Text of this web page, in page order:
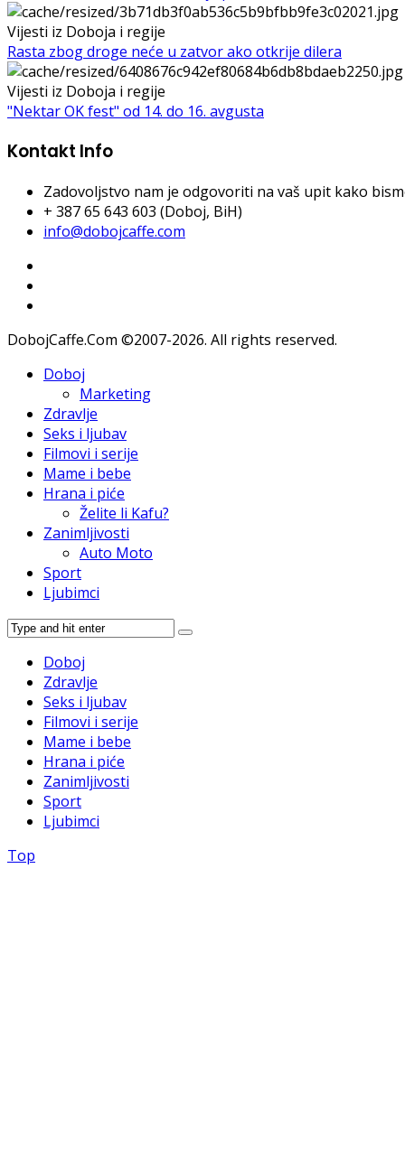
Vijesti iz Doboja i regije
Rasta zbog droge neće u zatvor ako otkrije dilera
Vijesti iz Doboja i regije
"Nektar OK fest" od 14. do 16. avgusta
Kontakt Info
Zadovoljstvo nam je odgovoriti na vaš upit kako
+ 387 65 643 603 (Doboj, BiH)
info@dobojcaffe.com
DobojCaffe.Com ©2007-2026. All rights reserved.
Doboj
Marketing
Zdravlje
Seks i ljubav
Filmovi i serije
Mame i bebe
Hrana i piće
Želite li Kafu?
Zanimljivosti
Auto Moto
Sport
Ljubimci
Doboj
Zdravlje
Seks i ljubav
Filmovi i serije
Mame i bebe
Hrana i piće
Zanimljivosti
Sport
Ljubimci
Top